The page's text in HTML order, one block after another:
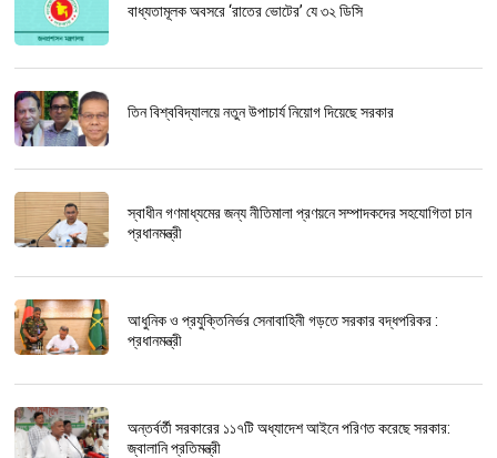
বাধ্যতামূলক অবসরে ‘রাতের ভোটের’ যে ৩২ ডিসি
তিন বিশ্ববিদ্যালয়ে নতুন উপাচার্য নিয়োগ দিয়েছে সরকার
স্বাধীন গণমাধ্যমের জন্য নীতিমালা প্রণয়নে সম্পাদকদের সহযোগিতা চান
প্রধানমন্ত্রী
আধুনিক ও প্রযুক্তিনির্ভর সেনাবাহিনী গড়তে সরকার বদ্ধপরিকর :
প্রধানমন্ত্রী
অন্তর্বর্তী সরকারের ১১৭টি অধ্যাদেশ আইনে পরিণত করেছে সরকার:
জ্বালানি প্রতিমন্ত্রী